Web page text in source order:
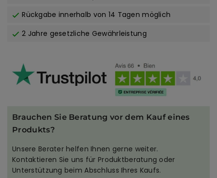
Rückgabe innerhalb von 14 Tagen möglich
2 Jahre gesetzliche Gewährleistung
Brauchen Sie Beratung vor dem Kauf eines
Produkts?
Unsere Berater helfen Ihnen gerne weiter.
Kontaktieren Sie uns für Produktberatung oder
Unterstützung beim Abschluss Ihres Kaufs.